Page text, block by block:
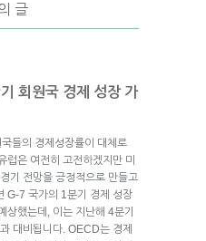
글
회원국 경제 성장 가
들의 경제성장률이 대체로
럽은 여전히 고전하겠지만 미
기 전망을 긍정적으로 만들고
G-7 국가의 1분기 경제 성장
했는데, 이는 지난해 4분기
대비됩니다. OECD는 경제